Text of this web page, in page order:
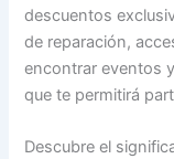
descuentos
de reparación,
encontrar eventos
que te permitirá
Descubre el